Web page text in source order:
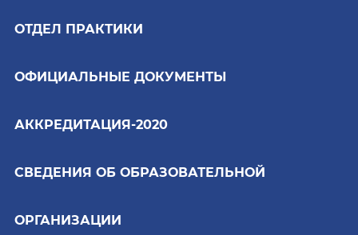
ОТДЕЛ ПРАКТИКИ
ОФИЦИАЛЬНЫЕ ДОКУМЕНТЫ
АККРЕДИТАЦИЯ-2020
СВЕДЕНИЯ ОБ ОБРАЗОВАТЕЛЬНОЙ
ОРГАНИЗАЦИИ